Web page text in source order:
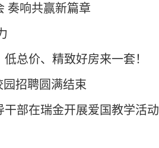
奏响共赢新篇章
总价、精致好房来一套！
园招聘圆满结束
部在瑞金开展爱国教学活动